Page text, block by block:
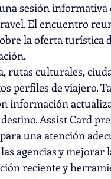
sesión
El encuentro
la oferta turística
rutas culturales,
perfiles de viajero.
información
Assist Card
una atención
agencias y mejorar
reciente y